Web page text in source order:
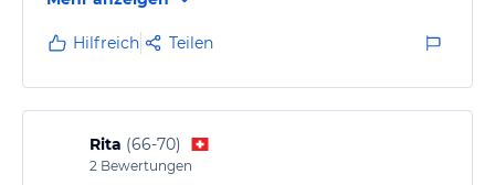
Hilfreich Teilen
Rita (66-70)
2 Bewertungen